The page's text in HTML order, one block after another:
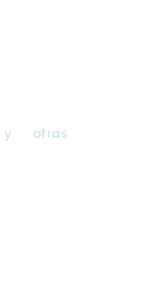
y otras